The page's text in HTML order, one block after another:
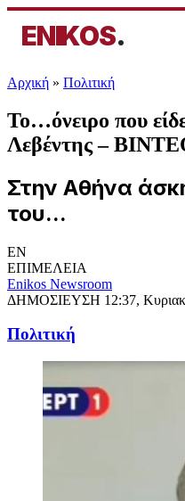
ENIKOS.
Αρχική » Πολιτική
Το…όνειρο που
Λεβέντης –
Στην Αθήνα
του...
EN
ΕΠΙΜΕΛΕΙΑ
Enikos Newsroom
ΔΗΜΟΣΙΕΥΣΗ 12:37,
Πολιτική